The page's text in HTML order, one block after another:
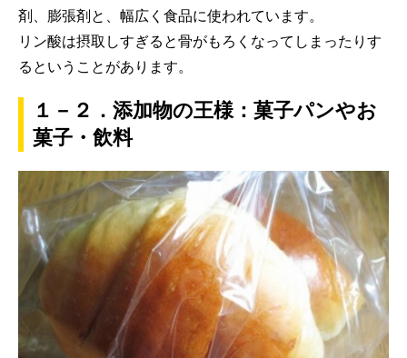
剤、膨張剤と、幅広く食品に使われています。
リン酸は摂取しすぎると骨がもろくなってしまったり す
るということがあります。
１－２．添加物の王様：菓子パンやお
菓子・飲料